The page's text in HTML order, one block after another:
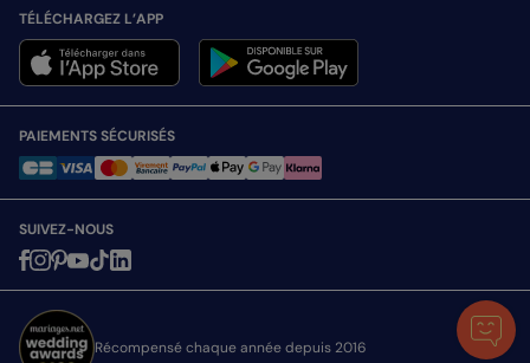
TÉLÉCHARGEZ L’APP
PAIEMENTS SÉCURISÉS
SUIVEZ-NOUS
Récompensé chaque année depuis 2016